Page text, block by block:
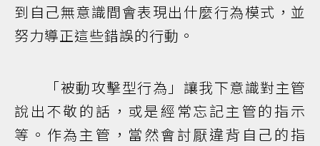
到自己無意識間會表現出什麼行為模式，並
努力導正這些錯誤的行動。
「被動攻擊型行為」讓我下意識對主管
說出不敬的話，或是經常忘記主管的指示
等。作為主管，當然會討厭違背自己的指